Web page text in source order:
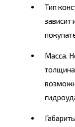
Тип
зависит
Масса.
толщина